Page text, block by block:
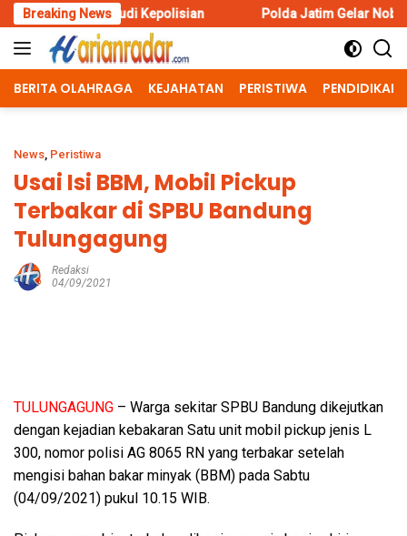
Skip
to
content
Breaking News
Kepolisian Polda Jatim Gelar Nobar Final Piala
BERITA OLAHRAGA KEJAHATAN PERISTIWA PENDIDIKAN
News, Peristiwa
Usai Isi BBM, Mobil Pickup
Terbakar di SPBU Bandung
Tulungagung
Redaksi
04/09/2021
TULUNGAGUNG – Warga sekitar SPBU Bandung dikejutkan
dengan kejadian kebakaran Satu unit mobil pickup jenis L
300, nomor polisi AG 8065 RN yang terbakar setelah
mengisi bahan bakar minyak (BBM) pada Sabtu
(04/09/2021) pukul 10.15 WIB.